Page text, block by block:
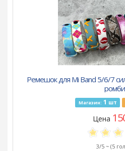
Ремешок для Mi Band 5/6/7
Магазин: 1 шт
Цена
3/5 ~ (5